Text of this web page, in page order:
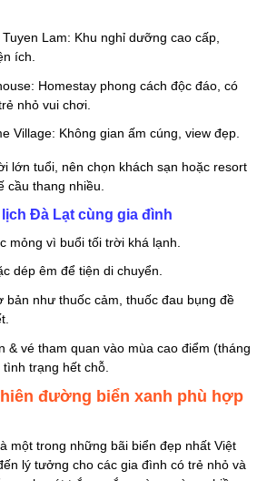
Lam: Khu nghỉ dưỡng cao cấp,
ích.
Homestay phong cách độc đáo, có
nhỏ vui chơi.
Village: Không gian ấm cúng, view đẹp.
lớn tuổi, nên chọn khách sạn hoặc resort
cầu thang nhiều.
Đà Lạt cùng gia đình
mỏng vì buổi tối trời khá lạnh.
dép êm để tiện di chuyển.
bản như thuốc cảm, thuốc đau bụng đề
& vé tham quan vào mùa cao điểm (tháng
trạng hết chỗ.
đường biển xanh phù hợp
một trong những bãi biển đẹp nhất Việt
lý tưởng cho các gia đình có trẻ nhỏ và